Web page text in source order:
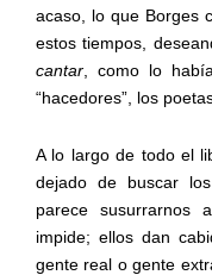
acaso, lo que Borges
estos tiempos,
cantar, como lo
“hacedores”, los
A lo largo de todo el
dejado de buscar
parece susurrarnos
impide; ellos dan
gente real o gente